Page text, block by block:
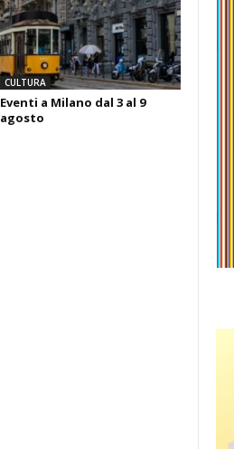
CULTURA
Eventi a Milano dal 3 al 9
agosto